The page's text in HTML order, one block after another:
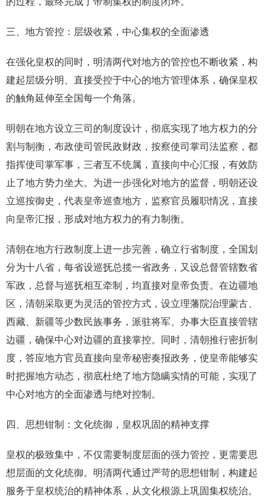
三、地方管控：层级收紧，中心集权的全面渗透
在强化皇权的同时，明清两代对地方的管控也不断收紧，构
建起层级分明、直接受控于中心的地方管理体系，确保皇权
的触角延伸至全国每一个角落。
明朝在地方设立三司的制度设计，彻底实现了地方权力的分
割与制衡，布政使司管民政财政，按察使司掌司法监察，都
指挥使司掌军事，三者互不统属，直接向中心汇报，有效防
止了地方势力坐大。为进一步强化对地方的监督，明朝还设
立巡按御史，代表皇帝巡查地方，监察官员履职情况，直接
向皇帝汇报，形成对地方权力的有力制衡。
清朝在地方行政制度上进一步完善，确立行省制度，全国划
分为十八省，每省设巡抚总揽一省政务，又设总督管辖数省
军政，总督与巡抚相互牵制，均直接对皇帝负责。在边疆地
区，清朝采取更为灵活的管控方式，设立理藩院治理蒙古、
西藏、新疆等少数民族事务，派驻将军、办事大臣直接管辖
边疆，确保中心对边疆的直接掌控。同时，清朝推行密折制
度，答应地方官员直接向皇帝秘密奏报政务，使皇帝能够实
时把握地方动态，彻底杜绝了地方隐瞒实情的可能，实现了
中心对地方的全面渗透与绝对控制。
四、思想钳制：文化统御，皇权巩固的精神支撑
皇权的极致集中，不仅需要制度层面的强力管控，更需要思
想层面的文化统御。明清两代通过严苛的思想钳制，构建起
服务于皇权统治的精神体系，从文化根源上巩固集权统治。